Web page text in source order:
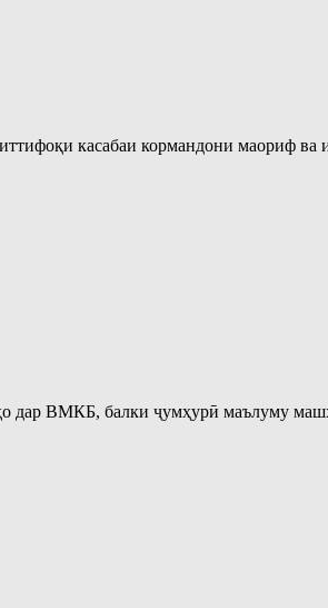
касабаи кормандони маориф
дар ВМКБ, балки ҷумҳурӣ маълуму